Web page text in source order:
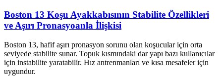
Boston 13 Koşu Ayakkabısının Stabilite Özellikleri
ve Aşırı Pronasyoanla İlişkisi
Boston 13, hafif aşırı pronasyon sorunu olan koşucular için orta
seviyede stabilite sunar. Topuk kısmındaki dar yapı bazı kullanıcılar
için instabilite yaratabilir. Hız antrenmanları ve kısa mesafeler için
uygundur.